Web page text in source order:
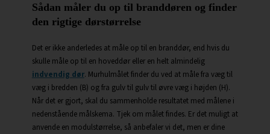
Sådan måler du op til branddøren og finder
den rigtige dørstørrelse
Det er ikke anderledes at måle op til en branddør, end hvis du
skulle måle op til en hoveddør eller en helt almindelig
indvendig dør. Murhulmålet finder du ved at måle fra væg til
væg i bredden (B) og fra gulv til gulv til øvre væg i højden (H).
Når det er gjort, skal du sammenholde resultatet med målene i
nedenstående målskema. Tjek om målet findes. Er det muligt at
anvende en modulstørrelse, så anbefaler vi det, men er dine